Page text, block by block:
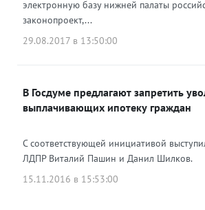
электронную базу нижней палаты
законопроект,...
29.08.2017 в 13:50:00
В Госдуме предлагают запретить
выплачивающих ипотеку граждан
С соответствующей инициативой
ЛДПР Виталий Пашин и Данил Шилков.
15.11.2016 в 15:53:00